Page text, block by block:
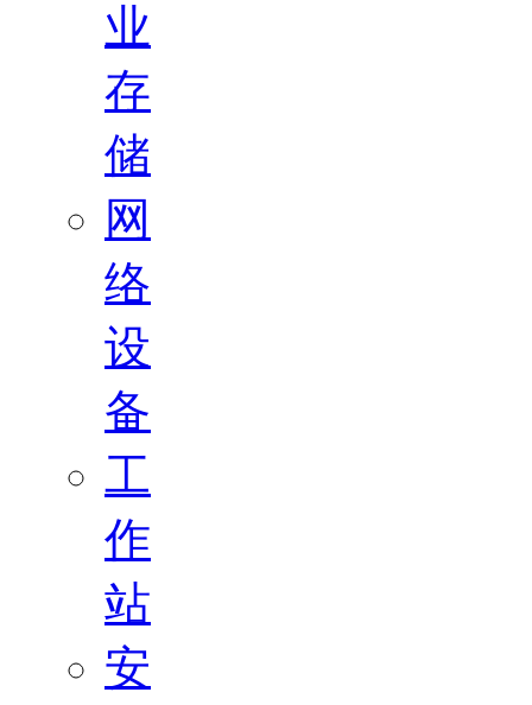
业
存
储
网
络
设
备
工
作
站
安